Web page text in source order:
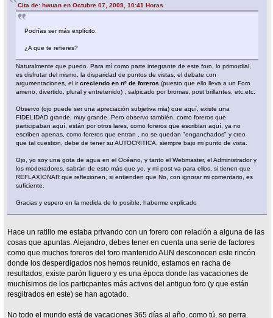
Cita de: hwuan en Octubre 07, 2009, 10:41 Horas
Podrías ser más explícito.
¿A que te refieres?
Naturalmente que puedo. Para mí como parte integrante de este foro, lo primordial,
es disfrutar del mismo, la disparidad de puntos de vistas, el debate con
argumentaciones, el ircreciendo en nº de foreros (puesto que ello lleva a un Foro
ameno, divertido, plural y entretenido) , salpicado por bromas, post brillantes, etc,etc.
Observo (ojo puede ser una apreciación subjetiva mia) que aquí, existe una
FIDELIDAD grande, muy grande. Pero observo también, como foreros que
participaban aquí, están por otros lares, como foreros que escribian aquí, ya no
escriben apenas, como foreros que entran , no se quedan "enganchados" y creo
que tal cuestion, debe de tener su AUTOCRITICA, siempre bajo mi punto de vista.
Ojo, yo soy una gota de agua en el Océano, y tanto el Webmaster, el Administrador y
los moderadores, sabrán de esto más que yo, y mi post va para ellos, si tienen que
REFLAXIONAR que reflexionen, si entienden que No, con ignorar mi comentario, es
suficiente.
Gracias y espero en la medida de lo posible, haberme explicado
Hace un ratillo me estaba privando con un forero con relación a alguna de las
cosas que apuntas. Alejandro, debes tener en cuenta una serie de factores
como que muchos foreros del foro mantenido AUN desconocen este rincón
donde los desperdigados nos hemos reunido, estamos en racha de
resultados, existe parón liguero y es una época donde las vacaciones de
muchísimos de los particpantes más activos del antiguo foro (y que están
resgitrados en este) se han agotado.
No todo el mundo está de vacaciones 365 días al año, como tú, so perra.